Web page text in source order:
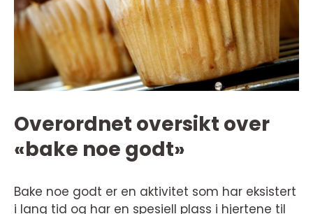
Overordnet oversikt over
«bake noe godt»
Bake noe godt er en aktivitet som har eksistert
i lang tid og har en spesiell plass i hjertene til